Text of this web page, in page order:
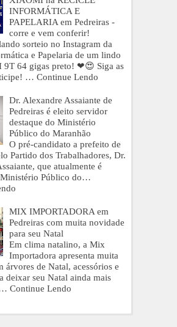
INFORMÁTICA E
PAPELARIA em Pedreiras -
corre e vem conferir!
sorteio no Instagram da
e Papelaria de um lindo
64 gigas preto! ❤😍 Siga as
… Continue Lendo
Dr. Alexandre Assaiante de
Pedreiras é eleito servidor
destaque do Ministério
Público do Maranhão
O pré-candidato a prefeito de
Partido dos Trabalhadores, Dr.
que atualmente é
Público do…
MIX IMPORTADORA em
Pedreiras com muita novidade
para seu Natal
Em clima natalino, a Mix
Importadora apresenta muita
árvores de Natal, acessórios e
deixar seu Natal ainda mais
Continue Lendo